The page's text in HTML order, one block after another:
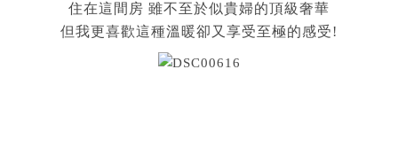
住在這間房 雖不至於似貴婦的頂級奢華
但我更喜歡這種溫暖卻又享受至極的感受!